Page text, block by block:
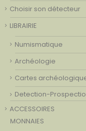
Choisir son détecteur
LIBRAIRIE
Numismatique
Archéologie
Cartes
Detection-
ACCESSOIRES
MONNAIES